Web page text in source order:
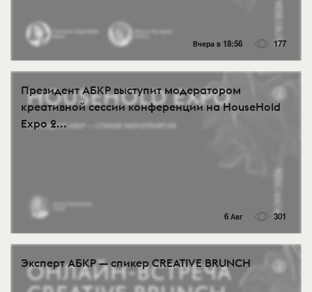
Вчера в 18:56 177
Президент АБКР выступит модератором
креативной сессии конференции на HouseHold
Expo 2...
6 Авг 301
Эксперт АБКР — спикер CREATIVE BRUNCH